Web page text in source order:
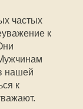
частых
к
нашей
к